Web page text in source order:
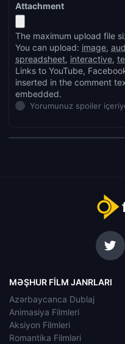
Attachment
The maximum upload file
You can upload: image,
spreadsheet, interactive,
Links to YouTube,
inserted in the comment
embedded.
Yorumunuz spoiler
MƏŞHUR FILM JANRLARI
Azərbaycanca Dublaj
Animasiya Filmleri
Aksiyon Filmleri
Romantika Filmləri